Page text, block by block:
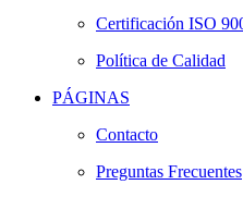
Certificación ISO
Política de Calidad
PÁGINAS
Contacto
Preguntas Frecuentes